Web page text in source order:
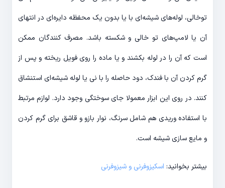
توخالی، لوله‌های شیشه‌ای با یا بدون یک محفظه دایره‌ای در انتهای
آن یا لامپ‌های تو خالی و شکسته باشد. مصرف کنندگان ممکن
است که آن را در لوله بکشند و یا ماده را روی فویل ریخته و پس از
گرم کردن آن با فندک، دود حاصله را با نی یا لوله شیشه‌ای استنشاق
کنند. در روی این ابزار معمولا جای سوختگی وجود دارد. لوازم مرتبط
با استفاده وریدی هم شامل سرنگ، نوار بازو و قاشق برای گرم کردن
و مایع سازی شیشه است.
بیشتر بخوانید: اسکیزوفرنی و شیزوفرنی